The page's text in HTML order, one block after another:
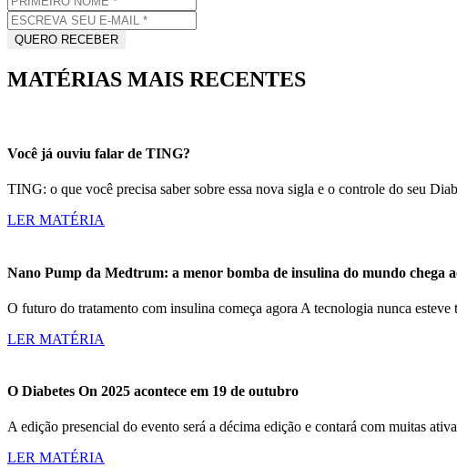
MATÉRIAS MAIS RECENTES
Você já ouviu falar de TING?
TING: o que você precisa saber sobre essa nova sigla e o controle do seu
LER MATÉRIA
Nano Pump da Medtrum: a menor bomba de insulina do mundo chega
O futuro do tratamento com insulina começa agora A tecnologia nunca
LER MATÉRIA
O Diabetes On 2025 acontece em 19 de outubro
A edição presencial do evento será a décima edição e contará com muitas
LER MATÉRIA